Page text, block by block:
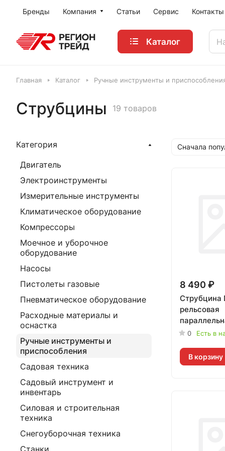
Бренды Компания Статьи Сервис Контакты
Каталог
Главная Каталог Ручные инструменты и
Струбцины 19 товаров
Сначала
8 490 ₽
Струбцина
рельсовая
675кг
0 Есть в
В корзину
Категория
Двигатель
Электроинструменты
Измерительные инструменты
Климатическое оборудование
Компрессоры
Моечное и уборочное
оборудование
Насосы
Пистолеты газовые
Пневматическое оборудование
Расходные материалы и
оснастка
Ручные инструменты и
приспособления
Садовая техника
Садовый инструмент и
инвентарь
Силовая и строительная
техника
Снегоуборочная техника
Станки